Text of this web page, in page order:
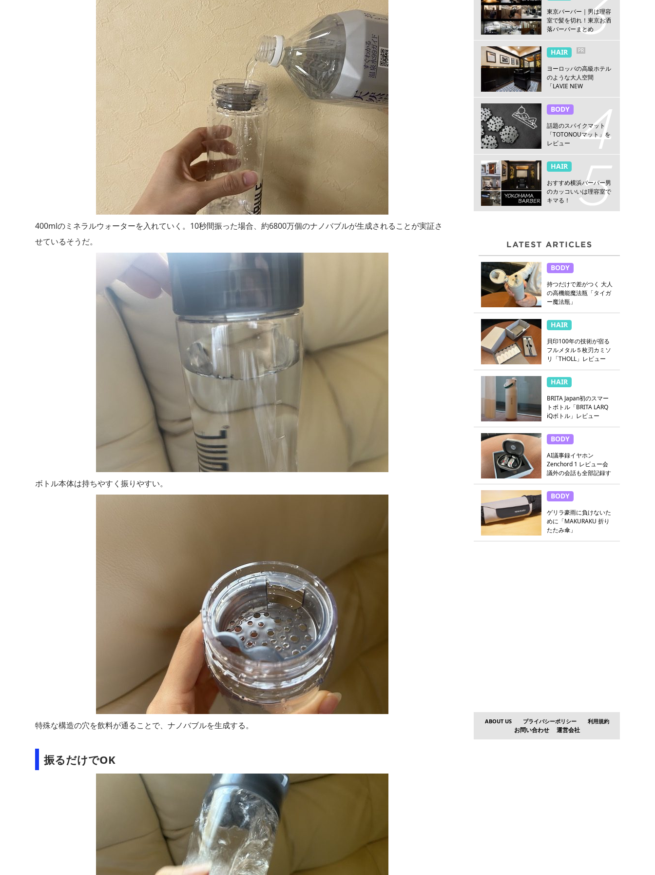
400mlのミネラルウォーターを入れていく。10秒間振った場合、約6800万個のナノバブルが生成されることが実証さ
せているそうだ。
ボトル本体は持ちやすく振りやすい。
特殊な構造の穴を飲料が通ることで、ナノバブルを生成する。
振るだけでOK
東京バーバー｜男は理容
室で髪を切れ！東京お洒
落バーバーまとめ
HAIR PR
ヨーロッパの高級ホテル
のような大人空間
「LAVIE NEW
店」
BODY
話題のスパイクマット
「TOTONOUマット」を
レビュー
HAIR
おすすめ横浜バーバー男
のカッコいいは理容室で
キマる！
BODY
持つだけで差がつく 大人
の高機能魔法瓶「タイガ
ー魔法瓶」
HAIR
貝印100年の技術が宿る
フルメタル５枚刃カミソ
リ「THOLL」レビュー
HAIR
BRITA Japan初のスマー
トボトル「BRITA LARQ
iQボトル」レビュー
BODY
AI議事録イヤホン
Zenchord 1 レビュー会
議外の会話も全部記録す
BODY
ゲリラ豪雨に負けないた
めに「MAKURAKU 折り
たたみ傘」
ABOUT US プライバシーポリシー 利用規約
お問い合わせ 運営会社